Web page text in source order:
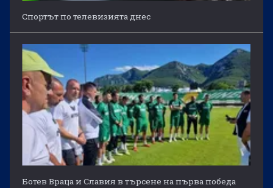
Спортът по телевизията днес
Ботев Враца и Славия в търсене на първа победа